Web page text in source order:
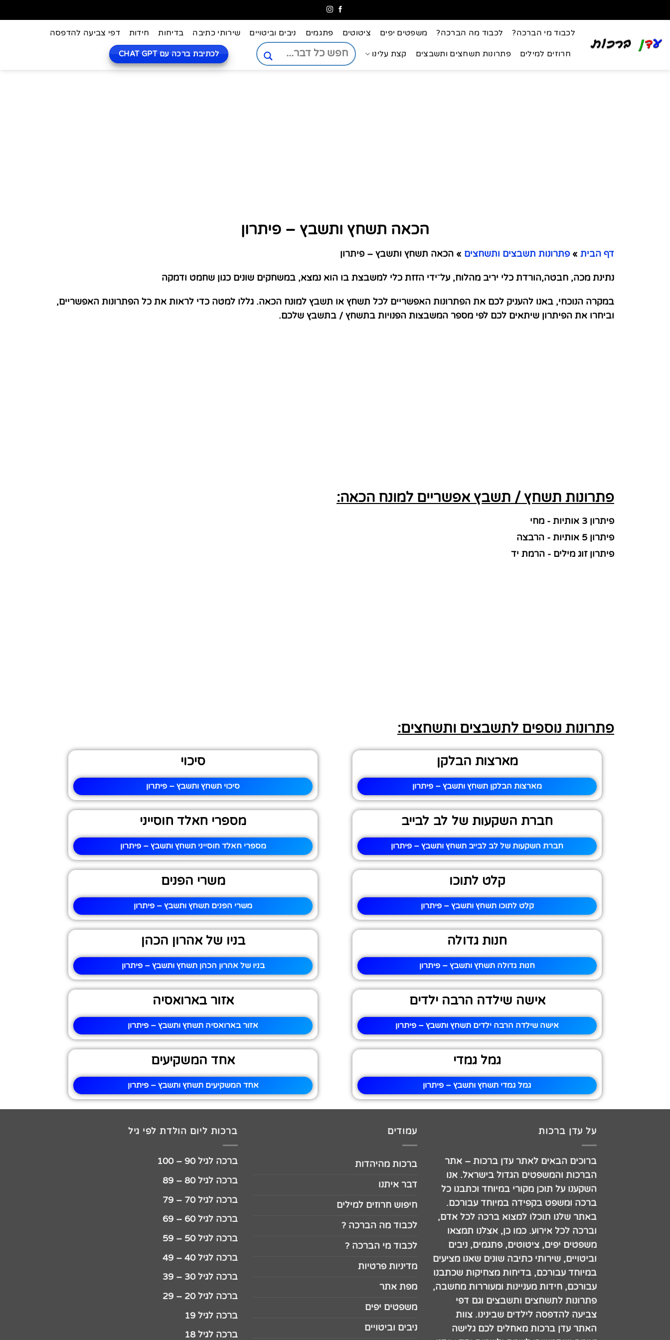
לכבוד מי הברכה? לכבוד מה הברכה? משפטים יפים ציטוטים פתגמים ניבים וביטויים שירותי כתיבה בדיחות חידות דפי צביעה להדפסה
חרוזים למילים פתרונות תשחצים ותשבצים קצת עלינו לכתיבת ברכה עם CHAT GPT
הכאה תשחץ ותשבץ – פיתרון
דף הבית » פתרונות תשבצים ותשחצים » הכאה תשחץ ותשבץ – פיתרון
נתינת מכה, חבטה,הורדת כלי יריב מהלוח, על⁻ידי הזזת כלי למשבצת בו הוא נמצא, במשחקים שונים כגון שחמט ודמקה
במקרה הנוכחי, באנו להעניק לכם את הפתרונות האפשריים לכל תשחץ או תשבץ למונח הכאה. גללו למטה כדי לראות את כל הפתרונות האפשריים,
וביחרו את הפיתרון שיתאים לכם לפי מספר המשבצות הפנויות בתשחץ / בתשבץ שלכם.
פתרונות תשחץ / תשבץ אפשריים למונח הכאה:
פיתרון 3 אותיות - מחי
פיתרון 5 אותיות - הרבצה
פיתרון זוג מילים - הרמת יד
פתרונות נוספים לתשבצים ותשחצים:
מארצות הבלקן
מארצות הבלקן תשחץ ותשבץ – פיתרון
סיכוי
סיכוי תשחץ ותשבץ – פיתרון
חברת השקעות של לב לבייב
חברת השקעות של לב לבייב תשחץ ותשבץ – פיתרון
מספרי חאלד חוסייני
מספרי חאלד חוסייני תשחץ ותשבץ – פיתרון
קלט לתוכו
קלט לתוכו תשחץ ותשבץ – פיתרון
משרי הפנים
משרי הפנים תשחץ ותשבץ – פיתרון
חנות גדולה
חנות גדולה תשחץ ותשבץ – פיתרון
בניו של אהרון הכהן
בניו של אהרון הכהן תשחץ ותשבץ – פיתרון
אישה שילדה הרבה ילדים
אישה שילדה הרבה ילדים תשחץ ותשבץ – פיתרון
אזור בארואסיה
אזור בארואסיה תשחץ ותשבץ – פיתרון
גמל גמדי
גמל גמדי תשחץ ותשבץ – פיתרון
אחד המשקיעים
אחד המשקיעים תשחץ ותשבץ – פיתרון
על עדן ברכות
ברוכים הבאים לאתר עדן ברכות – אתר
הברכות והמשפטים הגדול בישראל. אנו
השקענו על תוכן מקורי במיוחד וכתבנו כל
ברכה ומשפט בקפידה במיוחד עבורכם.
באתר שלנו תוכלו למצוא ברכה לכל אדם,
וברכה לכל אירוע. כמו כן, אצלנו תמצאו
משפטים יפים, ציטוטים, פתגמים, ניבים
וביטויים, שירותי כתיבה שונים שאנו מציעים
במיוחד עבורכם, בדיחות מצחיקות שכתבנו
עבורכם, חידות מעניינות ומעוררות מחשבה,
פתרונות לתשחצים ותשבצים וגם דפי
צביעה להדפסה לילדים שבינינו. צוות
האתר עדן ברכות מאחלים לכם גלישה
עמודים
ברכות מהיהדות
דבר איתנו
חיפוש חרוזים למילים
לכבוד מה הברכה ?
לכבוד מי הברכה ?
מדיניות פרטיות
מפת אתר
משפטים יפים
ניבים וביטויים
ברכות ליום הולדת לפי גיל
ברכה לגיל 90 – 100
ברכה לגיל 80 – 89
ברכה לגיל 70 – 79
ברכה לגיל 60 – 69
ברכה לגיל 50 – 59
ברכה לגיל 40 – 49
ברכה לגיל 30 – 39
ברכה לגיל 20 – 29
ברכה לגיל 19
ברכה לגיל 18